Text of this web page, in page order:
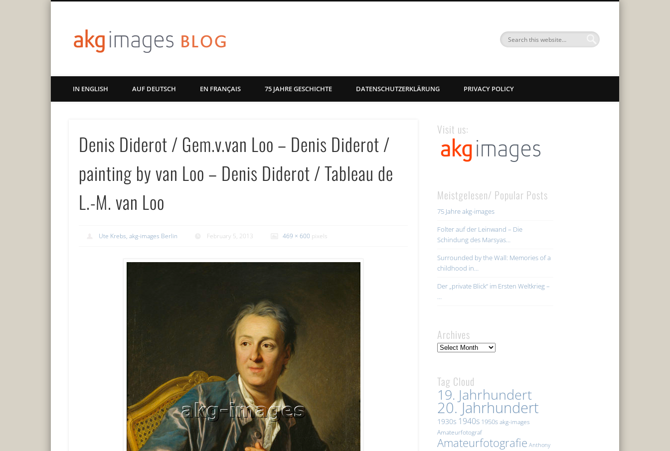
Art | Culture | History
IN ENGLISH AUF DEUTSCH EN FRANÇAIS 75 JAHRE GESCHICHTE DATENSCHUTZERKLÄRUNG PRIVACY POLICY
Denis Diderot / Gem.v.van Loo – Denis Diderot /
painting by van Loo – Denis Diderot / Tableau de
L.-M. van Loo
Ute Krebs, akg-images Berlin February 5, 2013 469 × 600 pixels
Visit us:
Meistgelesen/ Popular Posts
75 Jahre akg-images
Folter auf der Leinwand – Die
Schindung des Marsyas…
Surrounded by the Wall: Memories of a
childhood in…
Der „private Blick“ im Ersten Weltkrieg –
…
Archives
Archives
Tag Cloud
19. Jahrhundert
20. Jahrhundert
1930s 1940s 1950sakg-images
Amateurfotograf
Amateurfotografie Anthony